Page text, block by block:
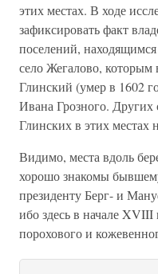
этих местах. В ходе
зафиксировать факт
поселений,
село Жегалово,
Глинский (умер в 1602
Ивана Грозного. Других
Глинских в этих местах
Видимо, места вдоль
хорошо знакомы
президенту Берг- и
ибо здесь в начале
порохового и